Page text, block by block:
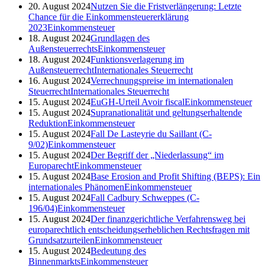
20. August 2024Nutzen Sie die Fristverlängerung: Letzte
Chance für die Einkommensteuererklärung
2023Einkommensteuer
18. August 2024Grundlagen des
AußensteuerrechtsEinkommensteuer
18. August 2024Funktionsverlagerung im
AußensteuerrechtInternationales Steuerrecht
16. August 2024Verrechnungspreise im internationalen
SteuerrechtInternationales Steuerrecht
15. August 2024EuGH-Urteil Avoir fiscalEinkommensteuer
15. August 2024Supranationalität und geltungserhaltende
ReduktionEinkommensteuer
15. August 2024Fall De Lasteyrie du Saillant (C-
9/02)Einkommensteuer
15. August 2024Der Begriff der „Niederlassung“ im
EuroparechtEinkommensteuer
15. August 2024Base Erosion and Profit Shifting (BEPS): Ein
internationales PhänomenEinkommensteuer
15. August 2024Fall Cadbury Schweppes (C-
196/04)Einkommensteuer
15. August 2024Der finanzgerichtliche Verfahrensweg bei
europarechtlich entscheidungserheblichen Rechtsfragen mit
GrundsatzurteilenEinkommensteuer
15. August 2024Bedeutung des
BinnenmarktsEinkommensteuer